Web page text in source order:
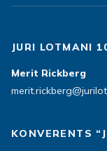
JURI LOTMANI
Merit Rickberg
KONVERENTS